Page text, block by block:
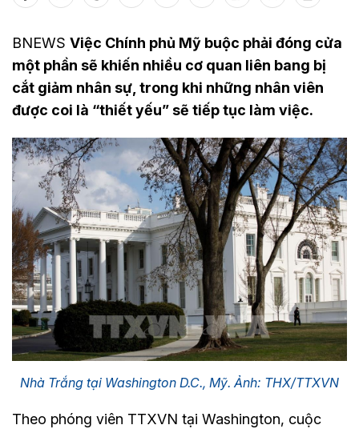
BNEWS Việc Chính phủ Mỹ buộc phải đóng cửa
một phần sẽ khiến nhiều cơ quan liên bang bị
cắt giảm nhân sự, trong khi những nhân viên
được coi là “thiết yếu” sẽ tiếp tục làm việc.
Nhà Trắng tại Washington D.C., Mỹ. Ảnh: THX/TTXVN
Theo phóng viên TTXVN tại Washington, cuộc